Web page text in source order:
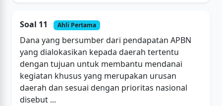
Soal 11 Ahli Pertama
Dana yang bersumber dari pendapatan APBN
yang dialokasikan kepada daerah tertentu
dengan tujuan untuk membantu mendanai
kegiatan khusus yang merupakan urusan
daerah dan sesuai dengan prioritas nasional
disebut ...